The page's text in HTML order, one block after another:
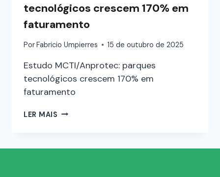
tecnológicos crescem 170% em
faturamento
PorFabricio Umpierres 15 de outubro de 2025
Estudo MCTI/Anprotec: parques
tecnológicos crescem 170% em
faturamento
LER MAIS